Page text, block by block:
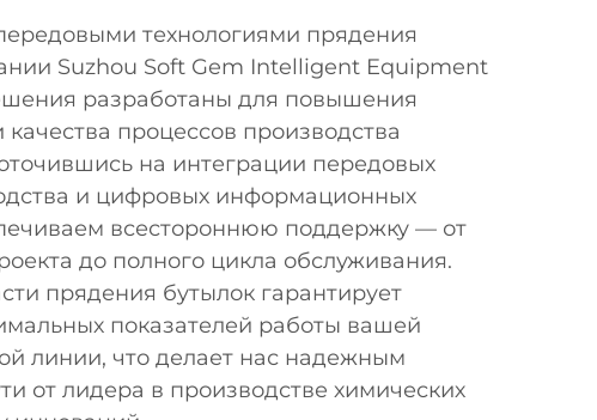
технологиями прядения
Suzhou Soft Gem Intelligent Equipment
разработаны для повышения
процессов производства
на интеграции передовых
и цифровых информационных
всестороннюю поддержку — от
до полного цикла обслуживания.
прядения бутылок гарантирует
показателей работы вашей
линии, что делает нас надежным
от лидера в производстве химических